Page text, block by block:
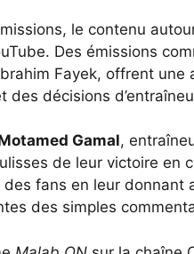
le contenu
Des émissions
Fayek, offrent une
des décisions
Gamal,
de leur victoire en
des fans en leur
des simples